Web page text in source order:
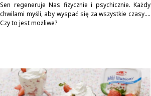
Sen regeneruje Nas fizycznie i psychicznie. Każdy
chwilami myśli, aby wyspać się za wszystkie czasy....
Czy to jest możliwe?